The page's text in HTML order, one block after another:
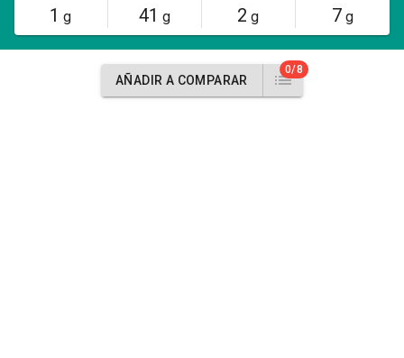
1 g 41 g 2 g 7g
AÑADIR A COMPARAR
0/8